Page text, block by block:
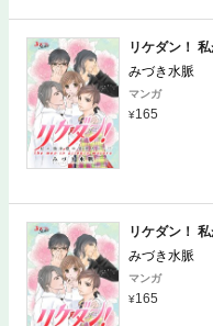
リケダン！
みづき水脈
マンガ
165
リケダン！
みづき水脈
マンガ
165